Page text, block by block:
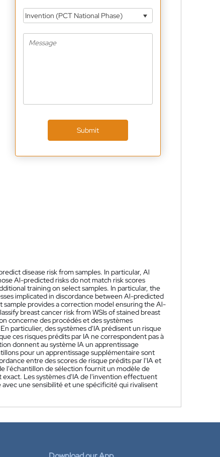
Invention (PCT National Phase)
Submit
disease risk from samples. In particular, Al
Al-predicted risks do not match risk scores
training on select samples. In particular, the
implicated in discordance between Al-predicted
sample provides a correction model ensuring the Al-
breast cancer risk from WSIs of stained breast
concerne des procédés et des systèmes
particulier, des systèmes d'IA prédisent un risque
ces risques prédits par IA ne correspondent pas à
donnent au système IA un apprentissage
pour un apprentissage supplémentaire sont
entre des scores de risque prédits par l'IA et
l'échantillon de sélection fournit un modèle de
Les systèmes d'IA de l'invention effectuent
une sensibilité et une spécificité qui rivalisent